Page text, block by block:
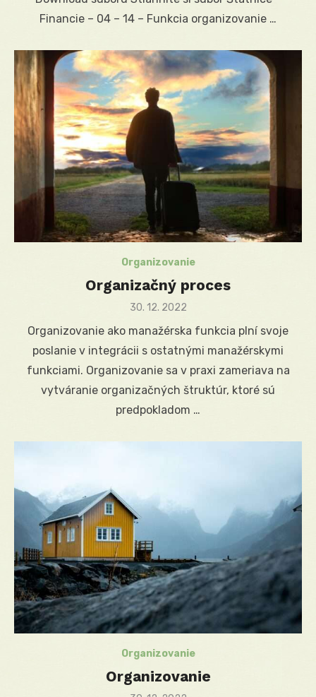
Financie – 04 – 14 – Funkcia organizovanie …
Organizovanie
Organizačný proces
Posted
30. 12. 2022
Organizovanie ako manažérska funkcia plní svoje
poslanie v integrácii s ostatnými manažérskymi
funkciami. Organizovanie sa v praxi zameriava na
vytváranie organizačných štruktúr, ktoré sú
predpokladom …
Organizovanie
Organizovanie